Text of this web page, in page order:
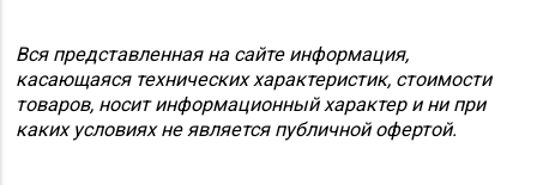
Вся представленная на сайте информация,
касающаяся технических характеристик, стоимости
товаров, носит информационный характер и ни при
каких условиях не является публичной офертой.